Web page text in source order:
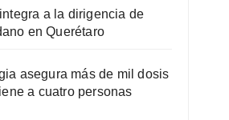
a la dirigencia de
en Querétaro
asegura más de mil dosis
a cuatro personas